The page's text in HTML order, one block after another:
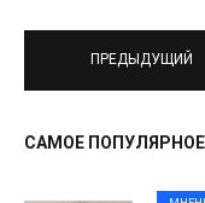
ПРЕДЫДУЩИЙ
САМОЕ ПОПУЛЯРНОЕ